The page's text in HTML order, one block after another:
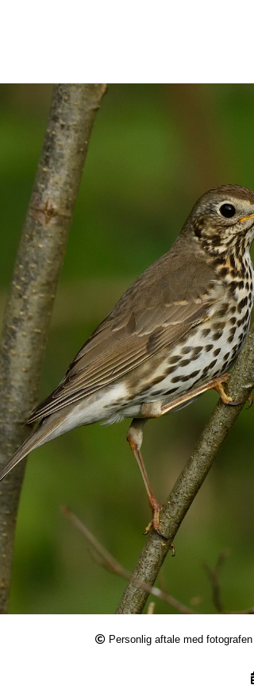
Personlig aftale med